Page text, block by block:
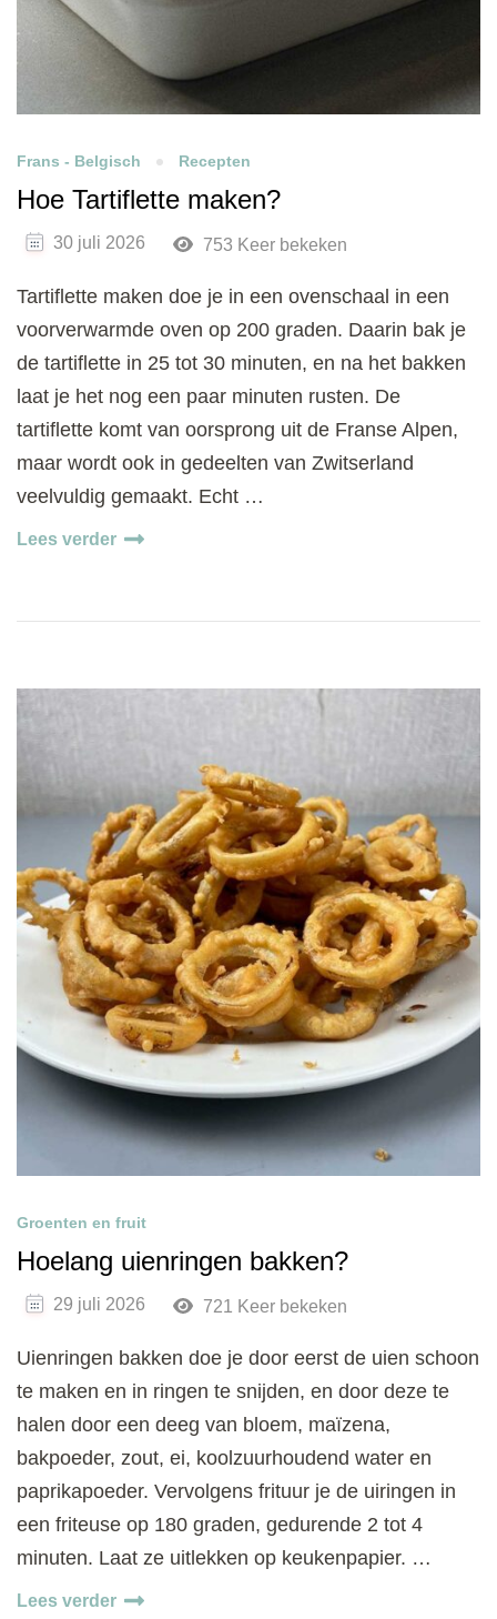
Frans - Belgisch Recepten
Hoe Tartiflette maken?
30 juli 2026 753 Keer bekeken
Tartiflette maken doe je in een ovenschaal in een
voorverwarmde oven op 200 graden. Daarin bak je
de tartiflette in 25 tot 30 minuten, en na het bakken
laat je het nog een paar minuten rusten. De
tartiflette komt van oorsprong uit de Franse Alpen,
maar wordt ook in gedeelten van Zwitserland
veelvuldig gemaakt. Echt …
Lees verder
Groenten en fruit
Hoelang uienringen bakken?
29 juli 2026 721 Keer bekeken
Uienringen bakken doe je door eerst de uien schoon
te maken en in ringen te snijden, en door deze te
halen door een deeg van bloem, maïzena,
bakpoeder, zout, ei, koolzuurhoudend water en
paprikapoeder. Vervolgens frituur je de uiringen in
een friteuse op 180 graden, gedurende 2 tot 4
minuten. Laat ze uitlekken op keukenpapier. …
Lees verder